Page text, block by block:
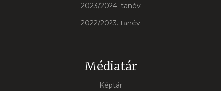
2023/2024. tanév
2022/2023. tanév
Médiatár
Képtár